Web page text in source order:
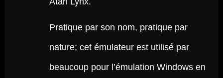
Pratique par son nom, pratique par
nature; cet émulateur est utilisé par
beaucoup pour l’émulation Windows en